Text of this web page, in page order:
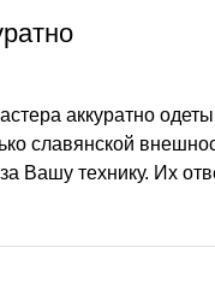
аккуратно
славянской
Вашу технику. Их